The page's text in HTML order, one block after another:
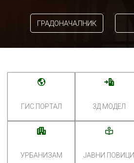
ГРАДОНАЧАЛНИК
ГИС ПОРТАЛ 3Д МОДЕЛ
УРБАНИЗАМ ЈАВНИ ПОВИЦИ